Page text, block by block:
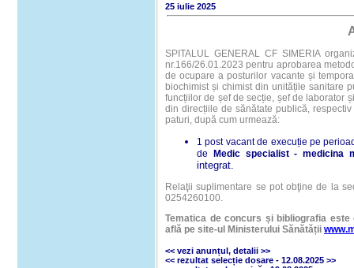
25 iulie 2025
SPITALUL GENERAL CF SIMERIA
nr.166/26.01.2023 pentru aprobarea
de ocupare a posturilor vacante și
biochimist și chimist din unitățile sanitare
funcțiilor de șef de secție, șef de laborator
din direcțiile de sănătate publică,
paturi, după cum urmează:
1 post vacant de execuție pe
de
Medic specialist- medicina
integrat.
Relaţii suplimentare se pot obţine de la
0254260100.
Tematica de concurs și bibliografia
află pe site-ul Ministerului Sănătății
<< vezi anunțul, detalii >>
<< rezultat selecție dosare - 12.08.2025 >>